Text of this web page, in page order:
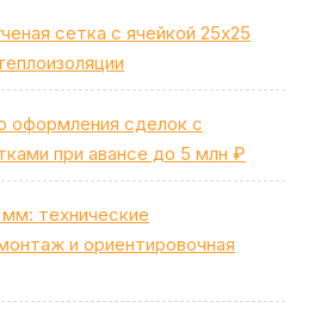
сетка с ячейкой 25х25
оформления сделок с
при авансе до 5 млн ₽
технические
и ориентировочная